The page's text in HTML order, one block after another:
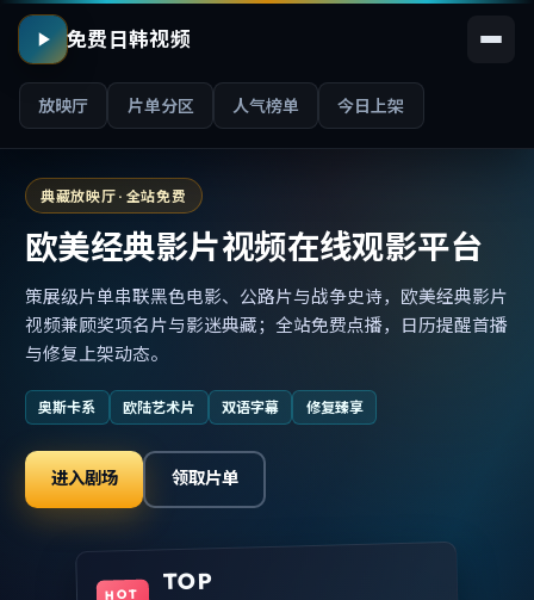
免费日韩视频
放映厅 片单分区 人气榜单 今日上架
典藏放映厅 · 全站免费
欧美经典影片视频在线观影平台
策展级片单串联黑色电影、公路片与战争史诗，欧美经典影片
视频兼顾奖项名片与影迷典藏；全站免费点播，日历提醒首播
与修复上架动态。
奥斯卡系 欧陆艺术片 双语字幕 修复臻享
进入剧场 领取片单
HOT TOP